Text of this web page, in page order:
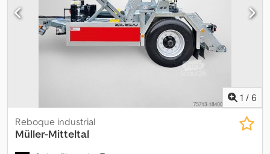
1 / 6
Reboque industrial
Müller-Mitteltal